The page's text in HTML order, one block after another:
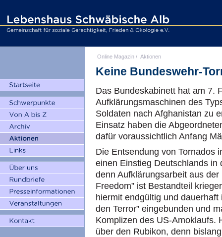
Online Magazin / Aktionen
Keine Bundeswehr-
Das Bundeskabinett hat am 7.
Aufklärungsmaschinen des
Soldaten nach Afghanistan zu
Einsatz haben die
dafür voraussichtlich Anfang
Die Entsendung von Tornados
einen Einstieg Deutschlands
denn Aufklärungsarbeit aus
Freedom” ist Bestandteil
hiermit endgültig und
den Terror” eingebunden und
Komplizen des US-Amoklaufs.
über den Rubikon, denn